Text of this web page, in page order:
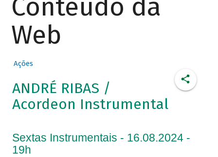
Conteúdo da
Web
Ações
ANDRÉ RIBAS /
Acordeon Instrumental
Sextas Instrumentais - 16.08.2024 -
19h